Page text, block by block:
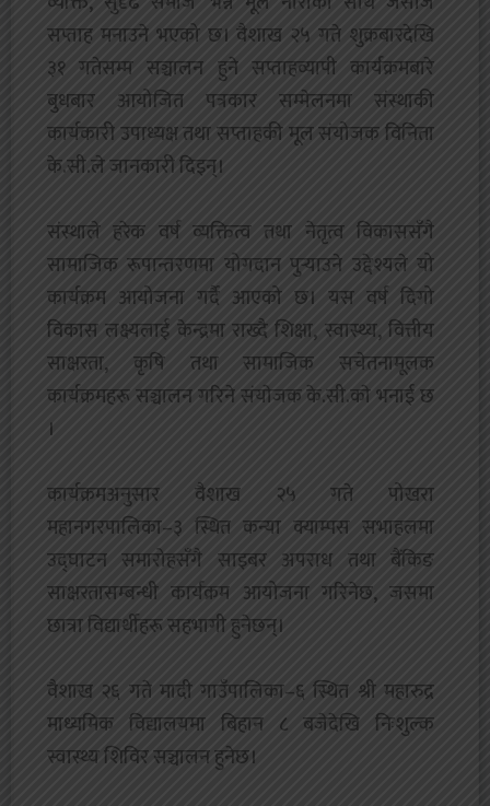
सप्ताह मनाउने भएको छ। वैशाख २५ गते शुक्रबारदेखि
३१ गतेसम्म सञ्चालन हुने सप्ताहव्यापी कार्यक्रमबारे
बुधबार आयोजित पत्रकार सम्मेलनमा संस्थाकी
कार्यकारी उपाध्यक्ष तथा सप्ताहकी मूल संयोजक विनिता
के.सी.ले जानकारी दिइन्।
‎संस्थाले हरेक वर्ष व्यक्तित्व तथा नेतृत्व विकाससँगै
सामाजिक रूपान्तरणमा योगदान पुर्‍याउने उद्देश्यले यो
कार्यक्रम आयोजना गर्दै आएको छ। यस वर्ष दिगो
विकास लक्ष्यलाई केन्द्रमा राख्दै शिक्षा, स्वास्थ्य, वित्तीय
साक्षरता, कृषि तथा सामाजिक सचेतनामूलक
कार्यक्रमहरू सञ्चालन गरिने संयाेजक के.सी.काे भनाई छ
।
कार्यक्रमअनुसार वैशाख २५ गते पोखरा
महानगरपालिका–३ स्थित कन्या क्याम्पस सभाहलमा
उद्घाटन समारोहसँगै साइबर अपराध तथा बैंकिङ
साक्षरतासम्बन्धी कार्यक्रम आयोजना गरिनेछ, जसमा
छात्रा विद्यार्थीहरू सहभागी हुनेछन्।
वैशाख २६ गते मादी गाउँपालिका–६ स्थित श्री महारुद्र
माध्यमिक विद्यालयमा बिहान ८ बजेदेखि निःशुल्क
स्वास्थ्य शिविर सञ्चालन हुनेछ।